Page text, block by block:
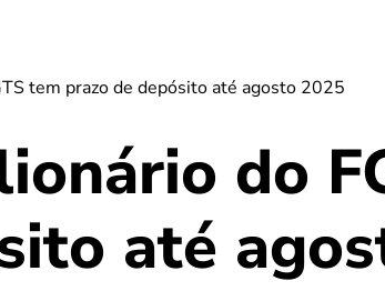
tem prazo de depósito até agosto 2025
do
até